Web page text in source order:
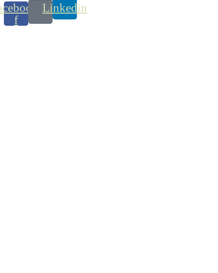
f
Linkedin